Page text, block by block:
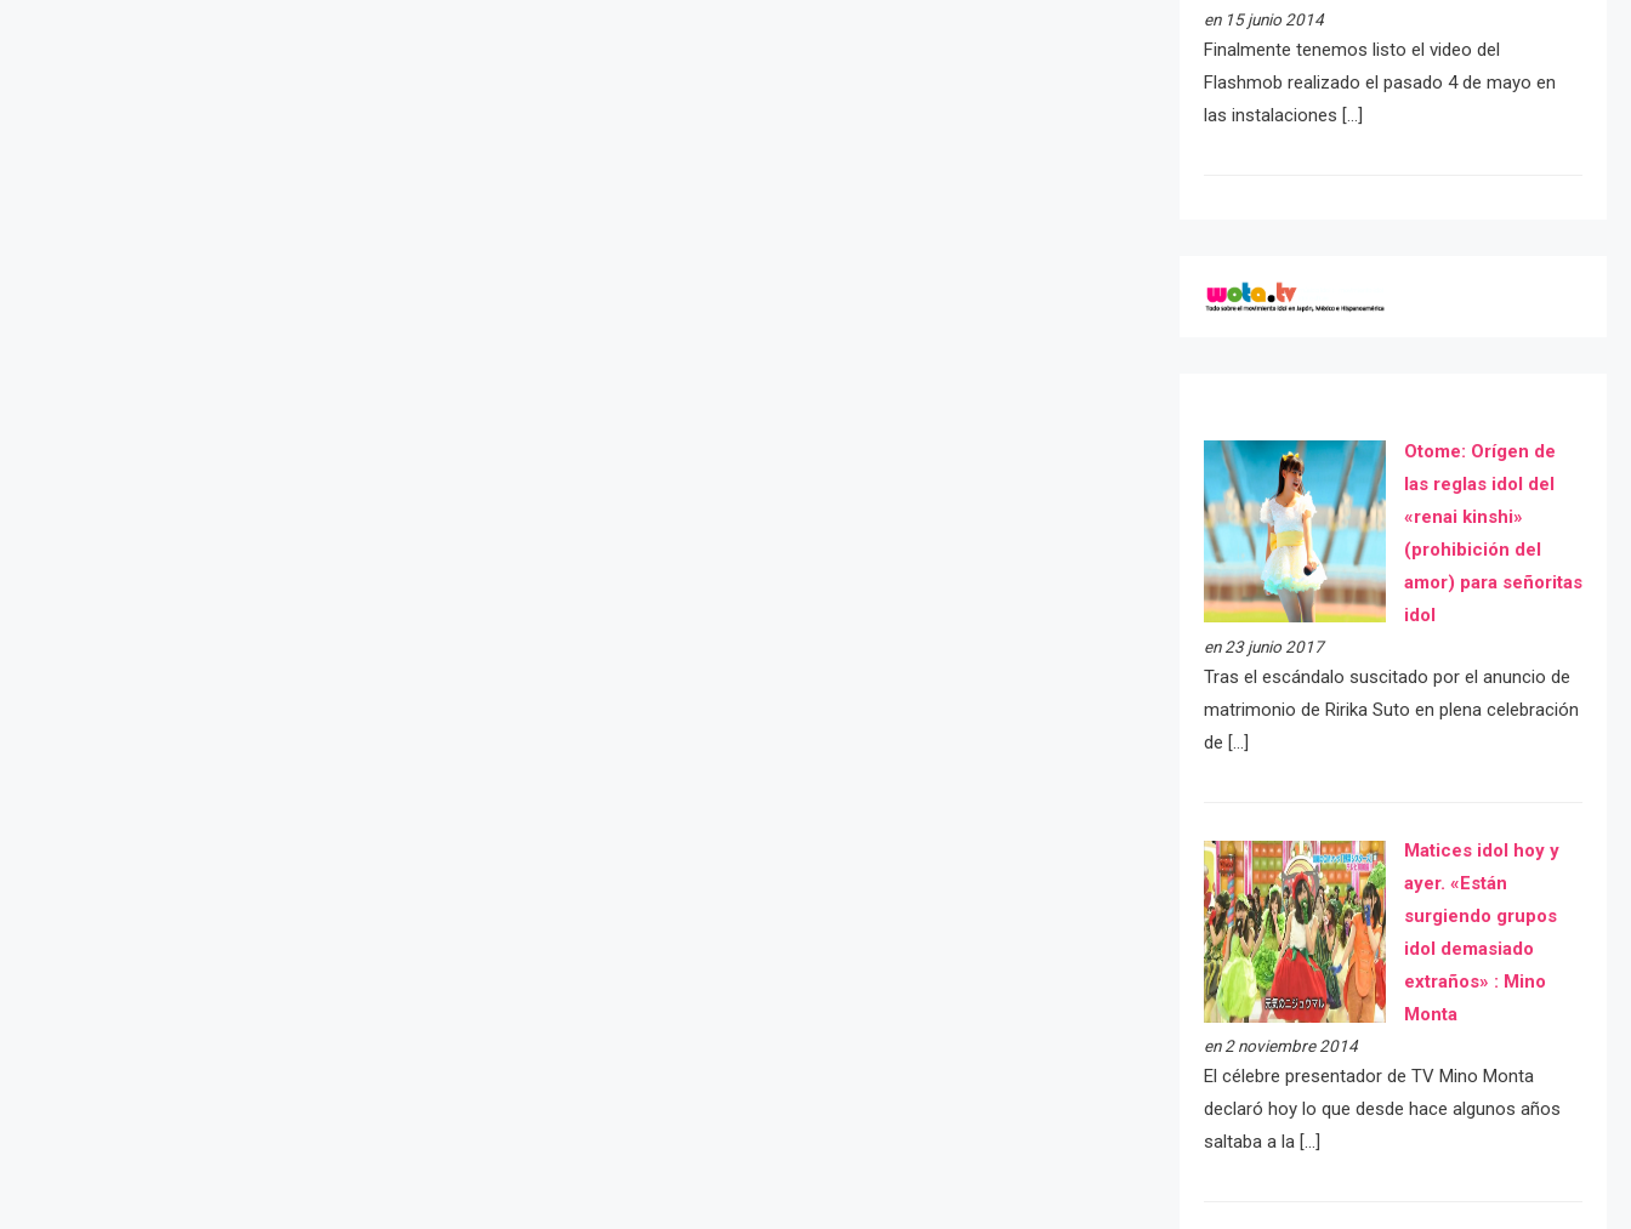
en 15 junio 2014
Finalmente tenemos listo el video del
Flashmob realizado el pasado 4 de mayo en
las instalaciones […]
Otome: Orígen de
las reglas idol del
«renai kinshi»
(prohibición del
amor) para señoritas
idol
en 23 junio 2017
Tras el escándalo suscitado por el anuncio de
matrimonio de Ririka Suto en plena celebración
de […]
Matices idol hoy y
ayer. «Están
surgiendo grupos
idol demasiado
extraños» : Mino
Monta
en 2 noviembre 2014
El célebre presentador de TV Mino Monta
declaró hoy lo que desde hace algunos años
saltaba a la […]